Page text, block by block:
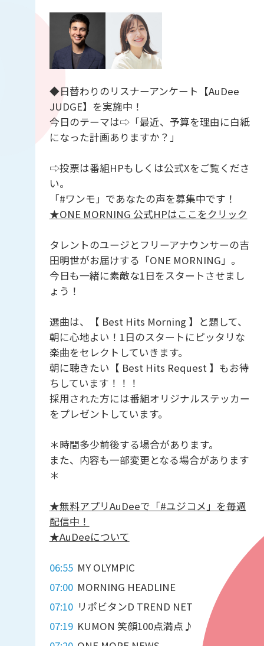
◆日替わりのリスナーアンケート【AuDee
JUDGE】を実施中！
今日のテーマは⇨「最近、予算を理由に白紙
になった計画ありますか？」
⇨投票は番組HPもしくは公式Xをご覧くださ
い。
「#ワンモ」であなたの声を募集中です！
★ONE MORNING 公式HPはここをクリック
タレントのユージとフリーアナウンサーの吉
田明世がお届けする「ONE MORNING」。
今日も一緒に素敵な1日をスタートさせまし
ょう！
選曲は、【 Best Hits Morning 】と題して、
朝に心地よい！1日のスタートにピッタリな
楽曲をセレクトしていきます。
朝に聴きたい【 Best Hits Request 】もお待
ちしています！！！
採用された方には番組オリジナルステッカー
をプレゼントしています。
＊時間多少前後する場合があります。
また、内容も一部変更となる場合があります
＊
★無料アプリAuDeeで「#ユジコメ」を毎週
配信中！
★AuDeeについて
06:55 MY OLYMPIC
07:00 MORNING HEADLINE
07:10 リポビタンD TREND NET
07:19 KUMON 笑顔100点満点♪